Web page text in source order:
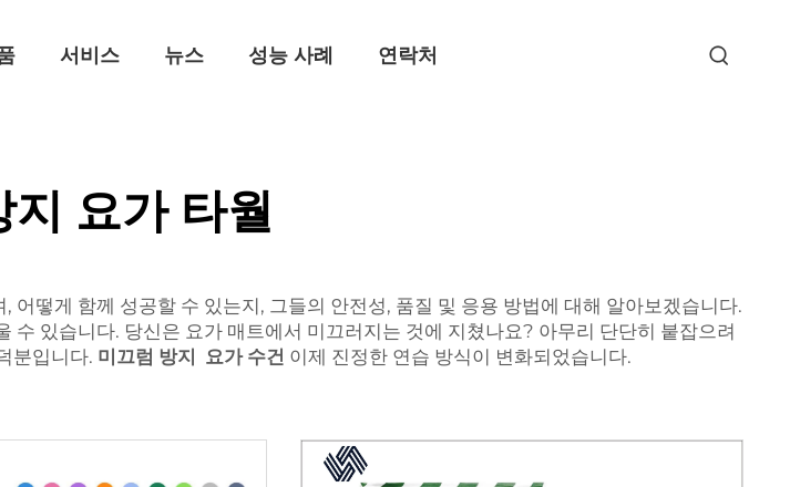
서비스 뉴스 성능 사례 연락처
지 요가 타월
떻게 함께 성공할 수 있는지, 그들의 안전성, 품질 및 응용 방법에 대해 알아보겠습니다.
있습니다. 당신은 요가 매트에서 미끄러지는 것에 지쳤나요? 아무리 단단히 붙잡으려
분입니다. 미끄럼 방지 요가 수건 이제 진정한 연습 방식이 변화되었습니다.